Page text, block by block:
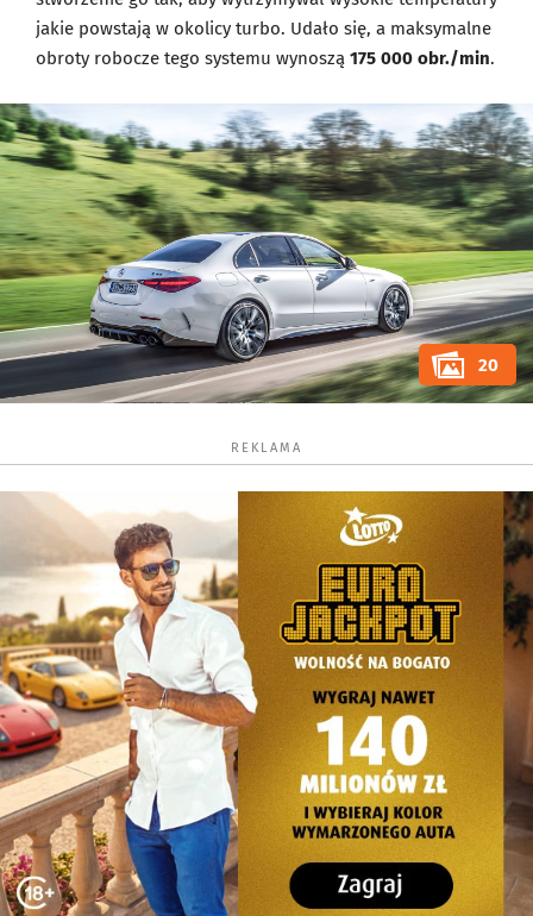
jakie powstają w okolicy turbo. Udało się, a maksymalne
obroty robocze tego systemu wynoszą 175 000 obr./min.
20
REKLAMA